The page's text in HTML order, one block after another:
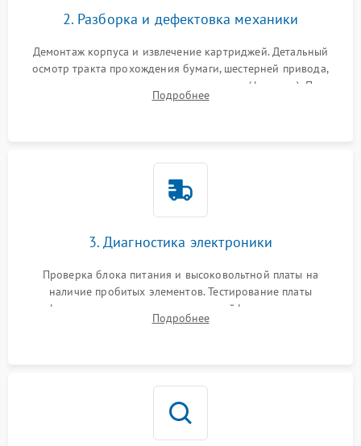
2. Разборка и дефектовка механики
Демонтаж корпуса и извлечение картриджей. Детальный
осмотр тракта прохождения бумаги, шестерней привода,
роликов захвата и узла термозакрепления (фьюзера). Поиск
физического износа и повреждений деталей.
Подробнее
3. Диагностика электроники
Проверка блока питания и высоковольтной платы на
наличие пробитых элементов. Тестирование платы
форматирования, целостности шлейфов, контактов
картриджа и оптопар (датчиков прохождения и наличия
Подробнее